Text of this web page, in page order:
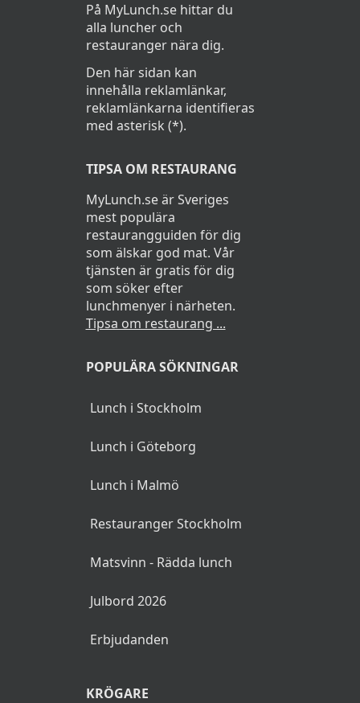
På MyLunch.se hittar du
alla luncher och
restauranger nära dig.
Den här sidan kan
innehålla reklamlänkar,
reklamlänkarna identifieras
med asterisk (*).
TIPSA OM RESTAURANG
MyLunch.se är Sveriges
mest populära
restaurangguiden för dig
som älskar god mat. Vår
tjänsten är gratis för dig
som söker efter
lunchmenyer i närheten.
Tipsa om restaurang ...
POPULÄRA SÖKNINGAR
Lunch i Stockholm
Lunch i Göteborg
Lunch i Malmö
Restauranger Stockholm
Matsvinn - Rädda lunch
Julbord 2026
Erbjudanden
KRÖGARE